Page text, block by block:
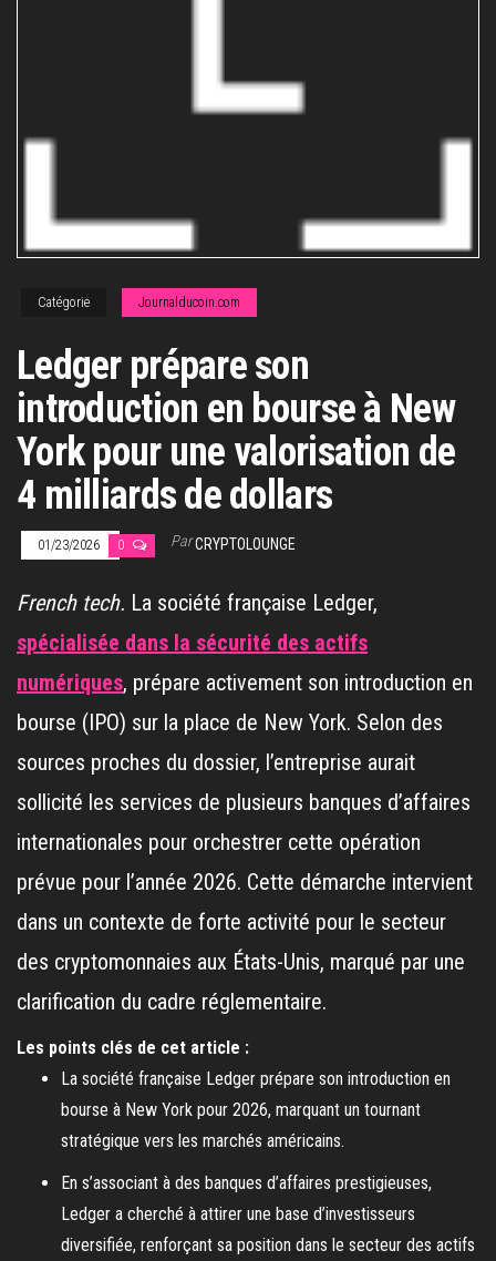
Catégorie Journalducoin.com
Ledger prépare son
introduction en bourse à New
York pour une valorisation de
4 milliards de dollars
01/23/2026 0 ParCRYPTOLOUNGE
French tech. La société française Ledger,
spécialisée dans la sécurité des actifs
numériques, prépare activement son introduction en
bourse (IPO) sur la place de New York. Selon des
sources proches du dossier, l’entreprise aurait
sollicité les services de plusieurs banques d’affaires
internationales pour orchestrer cette opération
prévue pour l’année 2026. Cette démarche intervient
dans un contexte de forte activité pour le secteur
des cryptomonnaies aux États-Unis, marqué par une
clarification du cadre réglementaire.
Les points clés de cet article :
La société française Ledger prépare son introduction en
bourse à New York pour 2026, marquant un tournant
stratégique vers les marchés américains.
En s’associant à des banques d’affaires prestigieuses,
Ledger a cherché à attirer une base d’investisseurs
diversifiée, renforçant sa position dans le secteur des actifs